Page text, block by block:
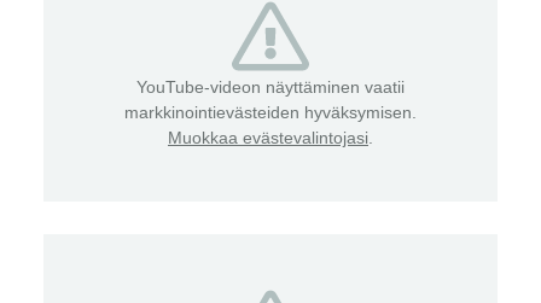
YouTube-videon näyttäminen vaatii
markkinointievästeiden hyväksymisen.
Muokkaa evästevalintojasi